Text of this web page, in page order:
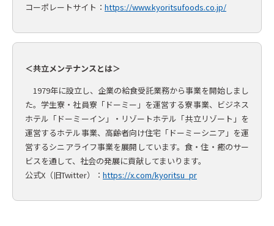
コーポレートサイト： https://www.kyoritsufoods.co.jp/
＜共立メンテナンスとは＞
1979年に設立し、企業の給食受託業務から事業を開始しまし
た。学生寮・社員寮「ドーミー」を運営する寮事業、ビジネス
ホテル「ドーミーイン」・リゾートホテル「共立リゾート」を
運営するホテル事業、高齢者向け住宅「ドーミーシニア」を運
営するシニアライフ事業を展開しています。食・住・癒のサー
ビスを通して、社会の発展に貢献してまいります。
公式X（旧Twitter）： https://x.com/kyoritsu_pr